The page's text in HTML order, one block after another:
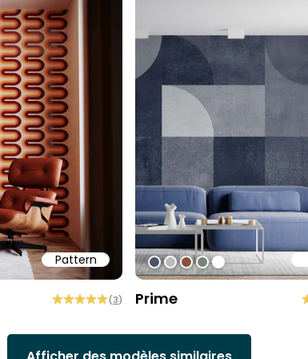
Pattern
(3)
#4A5469
#BCBCBC
#89503D
#768675
#ffffff
Prime